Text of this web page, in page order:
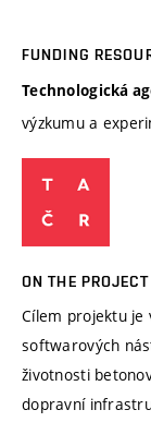
FUNDING
Technologická
výzkumu a
ON THE PROJECT
Cílem projektu je
softwarových
životnosti
dopravní